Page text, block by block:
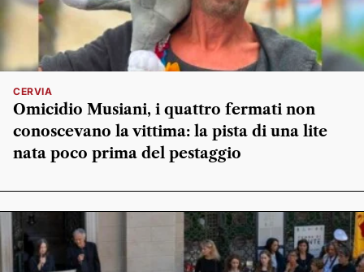
CERVIA
Omicidio Musiani, i quattro fermati non
conoscevano la vittima: la pista di una lite
nata poco prima del pestaggio